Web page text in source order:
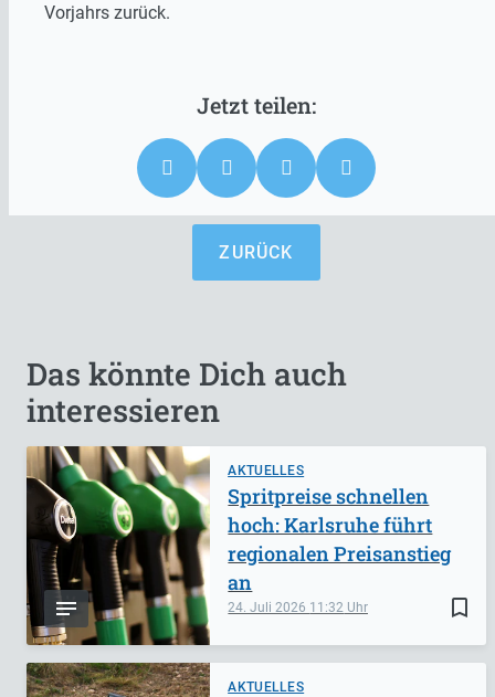
Vorjahrs zurück.
ZURÜCK
Das könnte Dich auch
interessieren
AKTUELLES
bookmark_border
24. Juli 2026 11:32
Spritpreise schnellen
hoch: Karlsruhe führt
regionalen Preisanstieg
an
AKTUELLES